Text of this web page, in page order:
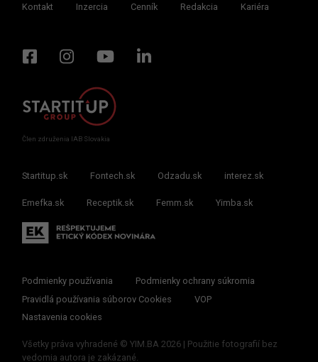
Kontakt Inzercia Cenník Redakcia Kariéra
Člen združenia IAB Slovakia
Startitup.sk Fontech.sk Odzadu.sk interez.sk
Emefka.sk Receptik.sk Femm.sk Yimba.sk
Podmienky používania
Podmienky ochrany súkromia
Pravidlá používania súborov Cookies
VOP
Nastavenia cookies
Všetky práva vyhradené © YIM.BA 2026 | Použitie fotografií bez
vedomia autora je zakázané.